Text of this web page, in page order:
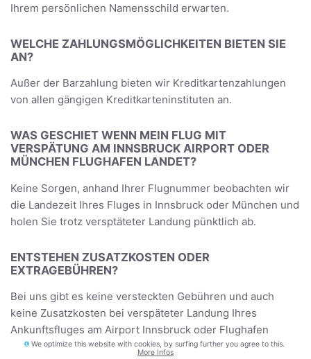
Ihrem persönlichen Namensschild erwarten.
WELCHE ZAHLUNGSMÖGLICHKEITEN BIETEN SIE
AN?
Außer der Barzahlung bieten wir Kreditkartenzahlungen
von allen gängigen Kreditkarteninstituten an.
WAS GESCHIET WENN MEIN FLUG MIT
VERSPÄTUNG AM INNSBRUCK AIRPORT ODER
MÜNCHEN FLUGHAFEN LANDET?
Keine Sorgen, anhand Ihrer Flugnummer beobachten wir
die Landezeit Ihres Fluges in Innsbruck oder München und
holen Sie trotz versptäteter Landung pünktlich ab.
ENTSTEHEN ZUSATZKOSTEN ODER
EXTRAGEBÜHREN?
Bei uns gibt es keine versteckten Gebühren und auch
keine Zusatzkosten bei verspäteter Landung Ihres
Ankunftsfluges am Airport Innsbruck oder Flughafen
München. Wir befördern auch Ihr Gepäck, Ihre Ski- oder
We optimize this website with cookies, by surfing further you agree to this.
More Infos